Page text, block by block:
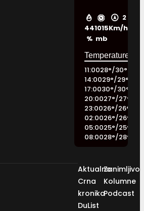
44
%
1015
mb
2
Km/h
11:0028°/30°
14:0029°/29°
17:0030°/30°
20:0027°/27°
23:0026°/26°
02:0026°/26°
05:0025°/25°
08:0028°/28°
Aktualno
Crna
kronika
DuList
Kolumne
Podcast